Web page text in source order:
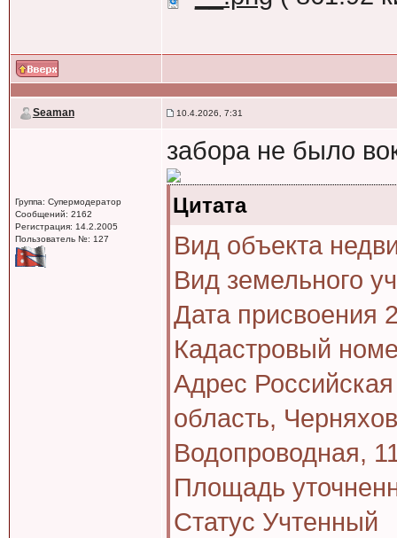
Seaman 10.4.2026, 7:31
Группа: Супермодератор
Сообщений: 2162
Регистрация: 14.2.2005
Пользователь №: 127
забора не было
Цитата
Вид объекта
Вид земельного
Дата присвоения
Кадастровый
Адрес
область,
Водопроводная,
Площадь
Статус Учтенный